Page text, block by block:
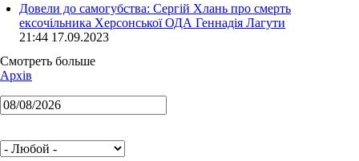
Довели до самогубства: Сергій Хлань про смерть
ексочільника Херсонської ОДА Геннадія Лагути
21:44 17.09.2023
Смотреть больше
Архів